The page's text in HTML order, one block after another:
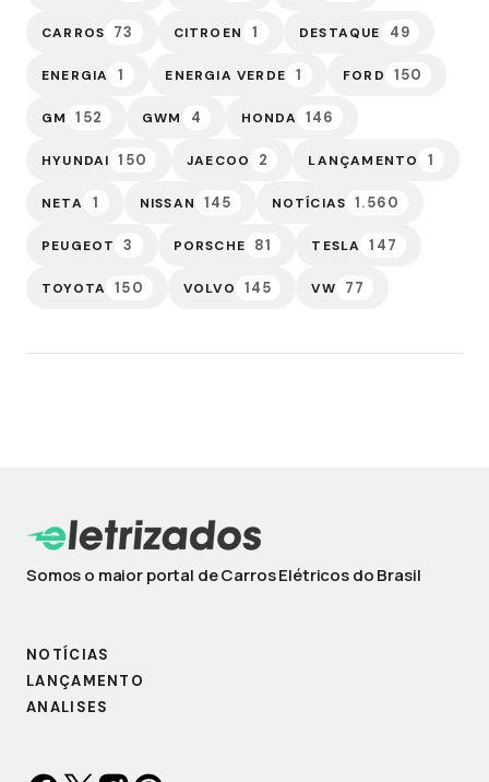
CARROS 73 CITROEN 1 DESTAQUE 49
ENERGIA 1 ENERGIA VERDE 1 FORD 150
GM 152 GWM 4 HONDA 146
HYUNDAI 150 JAECOO 2 LANÇAMENTO 1
NETA 1 NISSAN 145 NOTÍCIAS 1.560
PEUGEOT 3 PORSCHE 81 TESLA 147
TOYOTA 150 VOLVO 145 VW 77
Somos o maior portal de Carros Elétricos do Brasil
NOTÍCIAS
LANÇAMENTO
ANALISES